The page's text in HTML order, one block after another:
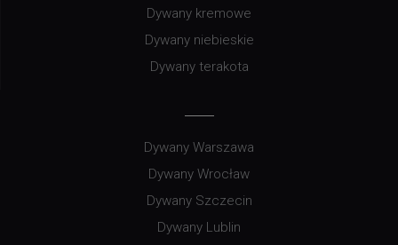
Dywany kremowe
Dywany niebieskie
Dywany terakota
Dywany Warszawa
Dywany Wrocław
Dywany Szczecin
Dywany Lublin